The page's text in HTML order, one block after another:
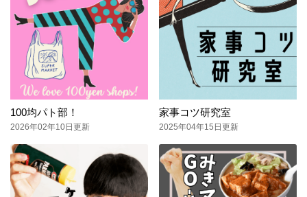
100均パト部！
2026年02年10日更新
家事コツ研究室
2025年04年15日更新